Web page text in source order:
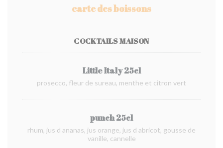
carte des boissons
COCKTAILS MAISON
Little Italy 25cl
prosecco, fleur de sureau, menthe et citron vert
punch 25cl
rhum, jus d ananas, jus orange, jus d abricot, gousse de
vanille, cannelle